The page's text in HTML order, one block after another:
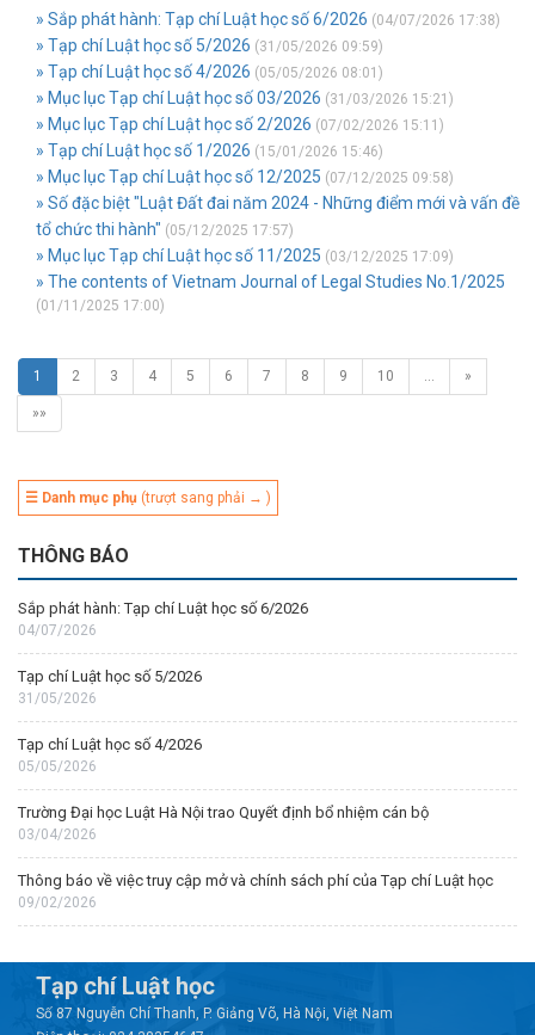
» Sắp phát hành: Tạp chí Luật học số 6/2026 (04/07/2026 17:38)
» Tạp chí Luật học số 5/2026 (31/05/2026 09:59)
» Tạp chí Luật học số 4/2026 (05/05/2026 08:01)
» Mục lục Tạp chí Luật học số 03/2026 (31/03/2026 15:21)
» Mục lục Tạp chí Luật học số 2/2026 (07/02/2026 15:11)
» Tạp chí Luật học số 1/2026 (15/01/2026 15:46)
» Mục lục Tạp chí Luật học số 12/2025 (07/12/2025 09:58)
» Số đặc biệt "Luật Đất đai năm 2024 - Những điểm mới và vấn đề
tổ chức thi hành" (05/12/2025 17:57)
» Mục lục Tạp chí Luật học số 11/2025 (03/12/2025 17:09)
» The contents of Vietnam Journal of Legal Studies No.1/2025
(01/11/2025 17:00)
1 2 3 4 5 6 7 8 9 10 … »
»»
☰ Danh mục phụ (trượt sang phải → )
THÔNG BÁO
Sắp phát hành: Tạp chí Luật học số 6/2026
04/07/2026
Tạp chí Luật học số 5/2026
31/05/2026
Tạp chí Luật học số 4/2026
05/05/2026
Trường Đại học Luật Hà Nội trao Quyết định bổ nhiệm cán bộ
03/04/2026
Thông báo về việc truy cập mở và chính sách phí của Tạp chí Luật học
09/02/2026
Tạp chí Luật học
Số 87 Nguyễn Chí Thanh, P. Giảng Võ, Hà Nội, Việt Nam